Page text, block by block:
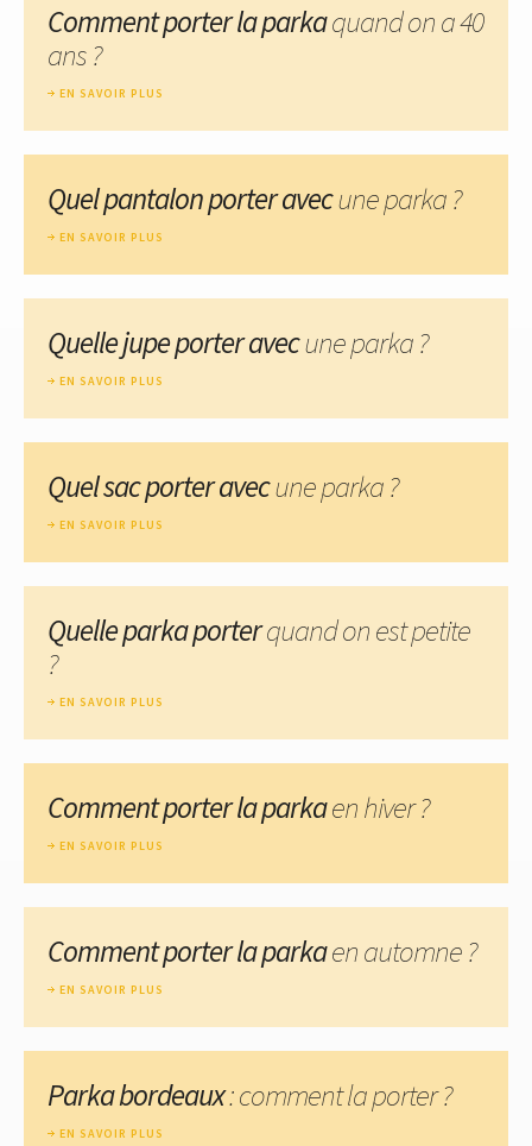
Comment porter la parkaquand on a 40
ans ?
EN SAVOIR PLUS
Quel pantalon porter avecune parka ?
EN SAVOIR PLUS
Quelle jupe porter avecune parka ?
EN SAVOIR PLUS
Quel sac porter avecune parka ?
EN SAVOIR PLUS
Quelle parka porterquand on est petite
?
EN SAVOIR PLUS
Comment porter la parkaen hiver ?
EN SAVOIR PLUS
Comment porter la parkaen automne ?
EN SAVOIR PLUS
Parka bordeaux: comment la porter ?
EN SAVOIR PLUS